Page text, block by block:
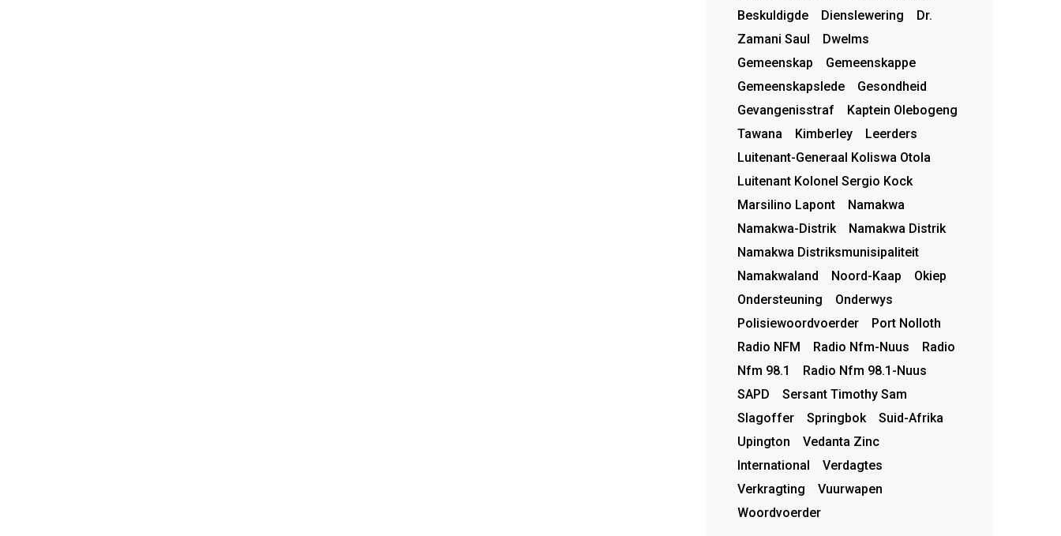
Beskuldigde
Dienslewering
Dr.
Zamani Saul
Dwelms
Gemeenskap
Gemeenskappe
Gemeenskapslede
Gesondheid
Gevangenisstraf
Kaptein Olebogeng
Tawana
Kimberley
Leerders
Luitenant-Generaal Koliswa Otola
Luitenant Kolonel Sergio Kock
Marsilino Lapont
Namakwa
Namakwa-Distrik
Namakwa Distrik
Namakwa Distriksmunisipaliteit
Namakwaland
Noord-Kaap
Okiep
Ondersteuning
Onderwys
Polisiewoordvoerder
Port Nolloth
Radio NFM
Radio Nfm-Nuus
Radio
Nfm 98.1
Radio Nfm 98.1-Nuus
SAPD
Sersant Timothy Sam
Slagoffer
Springbok
Suid-Afrika
Upington
Vedanta Zinc
International
Verdagtes
Verkragting
Vuurwapen
Woordvoerder